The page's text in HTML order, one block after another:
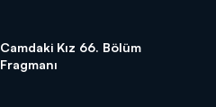
Camdaki Kız 66. Bölüm
Fragmanı